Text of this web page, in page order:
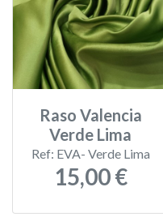
Raso Valencia
Verde Lima
Ref: EVA- Verde Lima
15,00 €